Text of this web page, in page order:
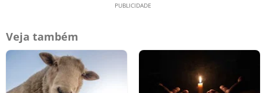
Veja também